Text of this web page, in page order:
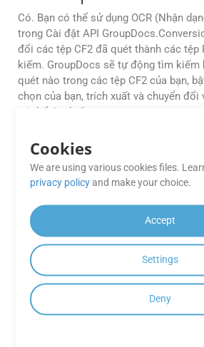
Có. Bạn có thể sử dụng OCR (Nhận
trong Cài đặt API
đổi các tệp CF2 đã quét thành các tệp
kiếm. GroupDocs sẽ tự động tìm kiếm
quét nào trong các tệp CF2 của bạn,
chọn của bạn, trích xuất và chuyển đổi
có thể tìm kiếm.
GroupDocs có hỗ trợ
thuật liên quan đến ứng
phí
không?
GroupDocs cung cấp hỗ trợ kỹ thuật
dụng miễn phí để giúp giải quyết mọi
câu hỏi liên quan đến nền tảng
Cloud.
Có SDK di động nào có
Cookies
We are using various cookies files.
privacy policyand make your choice.
Accept
Settings
Deny